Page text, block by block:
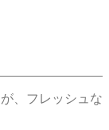
、フレッシュな